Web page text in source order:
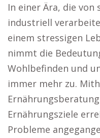
In einer Ära, die von
industriell
einem stressigen
nimmt die
Wohlbefinden und
immer mehr zu.
Ernährungsziele
Probleme